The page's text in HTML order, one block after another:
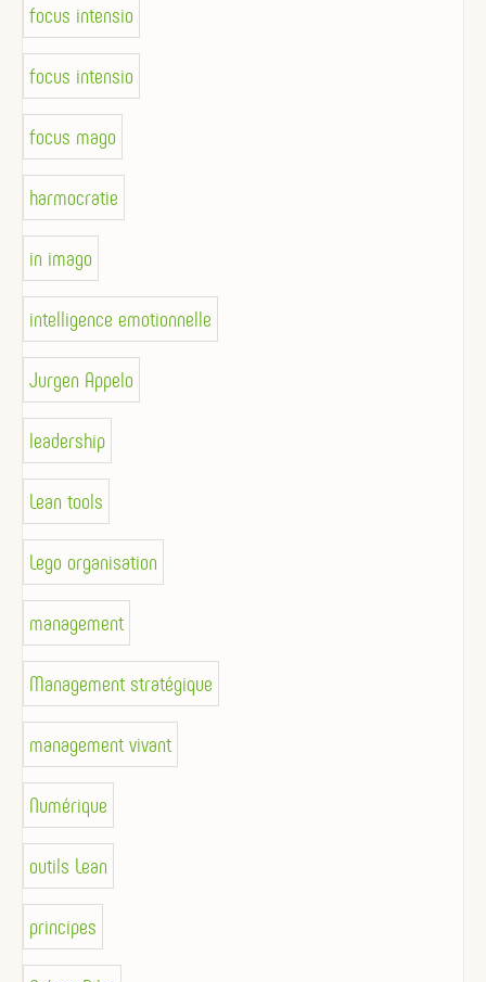
focus intensio
focus intensio
focus mago
harmocratie
in imago
intelligence emotionnelle
Jurgen Appelo
leadership
Lean tools
Lego organisation
management
Management stratégique
management vivant
Numérique
outils Lean
principes